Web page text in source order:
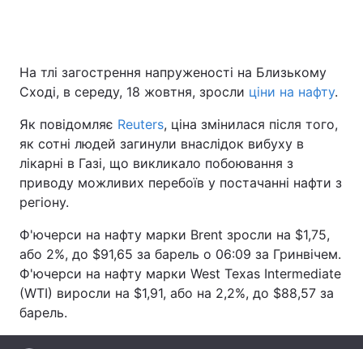
Головна Війна
Україна Політика
Економіка Світ
Спорт Наука
Зброя Інциденти
Здоров'я Туризм
На тлі загострення напруженості на Близькому
Сході, в середу, 18 жовтня, зросли ціни на нафту.
Як повідомляє Reuters, ціна змінилася після того,
як сотні людей загинули внаслідок вибуху в
лікарні в Газі, що викликало побоювання з
приводу можливих перебоїв у постачанні нафти з
регіону.
Ф'ючерси на нафту марки Brent зросли на $1,75,
або 2%, до $91,65 за барель о 06:09 за Гринвічем.
Ф'ючерси на нафту марки West Texas Intermediate
(WTI) виросли на $1,91, або на 2,2%, до $88,57 за
барель.